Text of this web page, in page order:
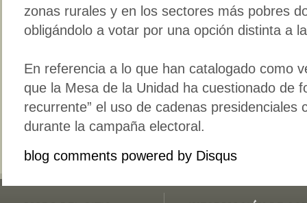
zonas rurales y en los sectores más pobres
obligándolo a votar por una opción distinta a
En referencia a lo que han catalogado como
que la Mesa de la Unidad ha cuestionado de
recurrente” el uso de cadenas presidenciales
durante la campaña electoral.
blog comments powered by Disqus